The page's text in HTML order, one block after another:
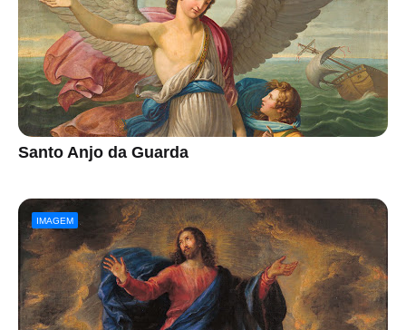
Santo Anjo da Guarda
IMAGEM